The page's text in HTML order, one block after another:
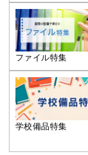
ファイル特集
学校備品特集